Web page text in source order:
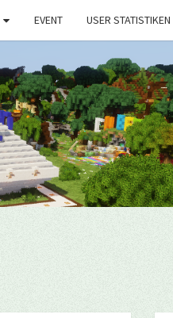
EVENT USER STATISTIKEN